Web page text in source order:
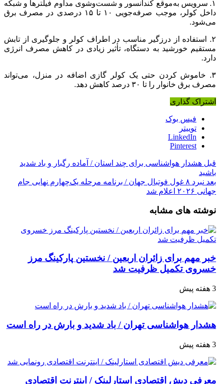
۱. سرویس به‌موقع کندانسور و شست‌وشوی مداوم فیلترها و شبکه
داخل کولر، موجب صرفه‌جویی ۱۰ تا ۱۵ درصدی در مصرف برق
می‌شود.
۲. استفاده از درزگیر مناسب در اطراف کولر و جلوگیری از تابش
مستقیم خورشید به دستگاه، تأثیر زیادی در کاهش مصرف انرژی
دارد.
۳. خاموش کردن حتی یک کولر گازی اضافه در منزل، می‌تواند
مصرف برق خانوار را تا ۳۰ درصد کاهش دهد.
اشتراک گذاری
فیس بوک
توییتر
LinkedIn
Pinterest
قبل هشدار هواشناسی برای چند استان / آماده رگبار و باد شدید
باشید
بعد
نبرد ۸ غول فوتبال جهان / برنامه مرحله یک‌چهارم نهایی جام
جهانی ۲۰۲۶ اعلام شد
نوشته های مشابه
خبر مهم برای زائران اربعین / نخستین پارکینگ مرز
خسروی تکمیل ظرفیت شد
3 هفته پیش
هشدار هواشناسی تهران / باد شدید و بارش در راه است
3 هفته پیش
معرفی دیش اقتصادی استارلینک / اینترنت اقتصادی